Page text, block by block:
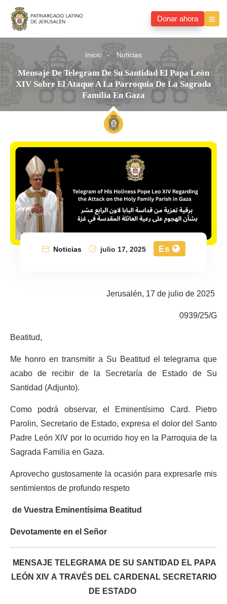
Donar ahora
Inicio Noticias
Mensaje De Telegram De Su Santidad El Papa León
XIV Sobre El Ataque A La Parroquia De La Sagrada
Familia En Gaza
Noticias julio 17, 2025 Es
Jerusalén, 17 de julio de 2025
0939/25/G
Beatitud,
Me honro en transmitir a Su Beatitud el telegrama que
acabo de recibir de la Secretaría de Estado de Su
Santidad (Adjunto).
Como podrá observar, el Eminentísimo Card. Pietro
Parolin, Secretario de Estado, expresa el dolor del Santo
Padre León XIV por lo ocurrido hoy en la Parroquia de la
Sagrada Familia en Gaza.
Aprovecho gustosamente la ocasión para expresarle mis
sentimientos de profundo respeto
de Vuestra Eminentísima Beatitud
Devotamente en el Señor
MENSAJE TELEGRAMADESU SANTIDAD EL PAPA
LEÓN XIVA TRAVÉS DEL CARDENAL SECRETARIO
DE ESTADO